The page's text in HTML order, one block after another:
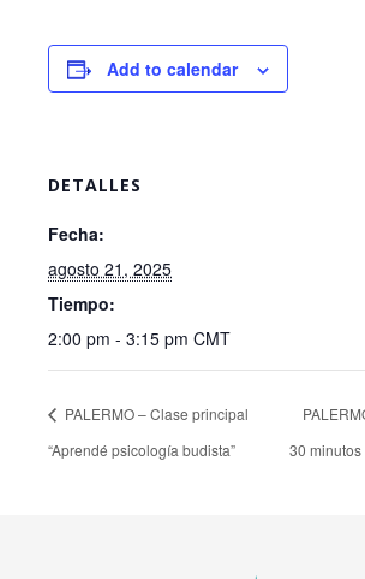
Add to calendar
DETALLES
Fecha:
agosto 21, 2025
Tiempo:
2:00 pm - 3:15 pm CMT
PALERMO – Clase principal
“Aprendé psicología budista”
30 minutos